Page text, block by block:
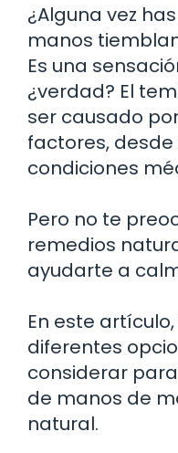
¿Alguna vez
manos
Es una
¿verdad? El
ser causado
factores,
condiciones
Pero no te
remedios
ayudarte a
En este
diferentes
considerar
de manos de
natural.